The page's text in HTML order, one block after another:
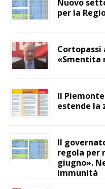
Nuovo
per la
Cortopassi
«Smentita
Il
estende la
Il
regola per
giugno».
immunità